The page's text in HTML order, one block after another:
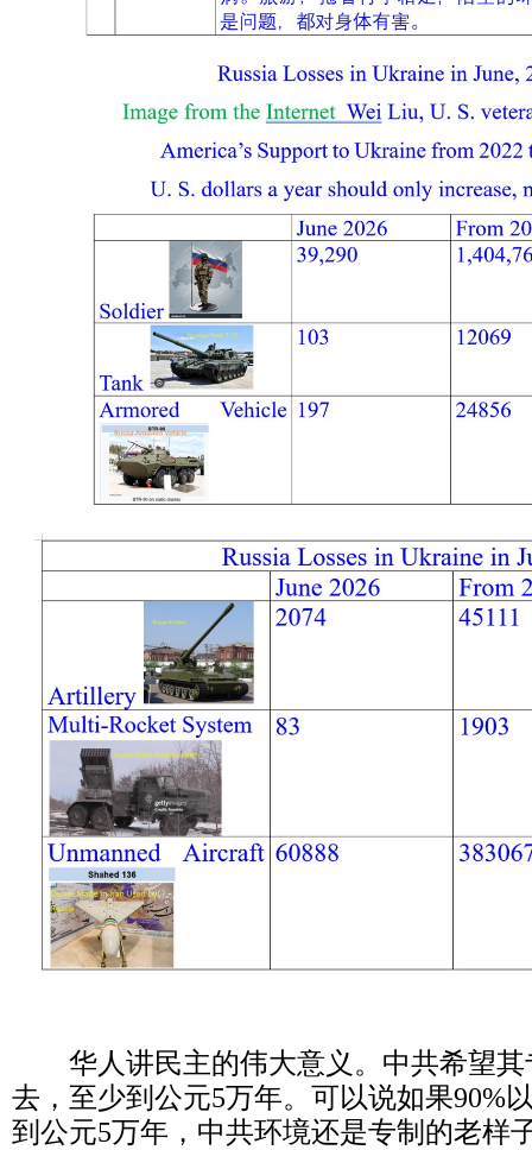
华人讲民主的伟大意义。中共希望
去，至少到公元5万年。可以说如果90%
到公元5万年，中共环境还是专制的老样